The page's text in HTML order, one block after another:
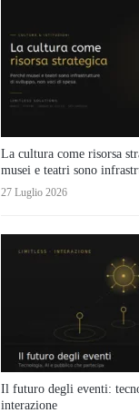
La cultura come risorsa
musei e teatri sono
27 Luglio 2026
Il futuro degli eventi:
interazione